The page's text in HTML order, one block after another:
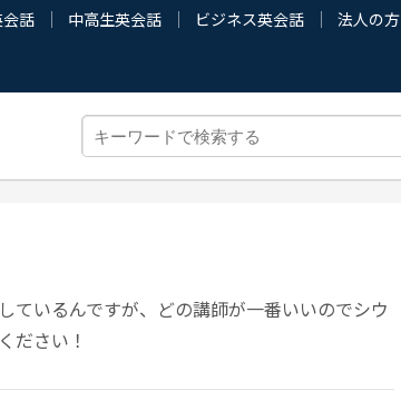
話 中高生英会話 ビジネス英会話 法人の方
ているんですが、どの講師が一番いいのでシウ
ださい！